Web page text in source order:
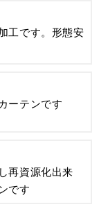
工です。形態安
ーテンです
再資源化出来
です